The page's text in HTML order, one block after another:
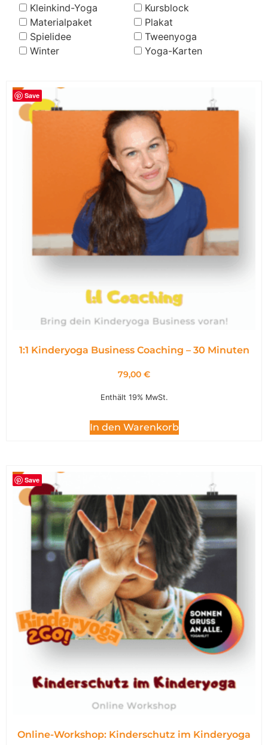
Kleinkind-Yoga
Kursblock
Materialpaket
Plakat
Spielidee
Tweenyoga
Winter
Yoga-Karten
Save
1:1 Kinderyoga Business Coaching – 30 Minuten
79,00 €
Enthält 19% MwSt.
In den Warenkorb
Save
Online-Workshop: Kinderschutz im Kinderyoga